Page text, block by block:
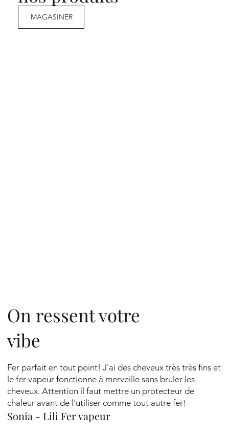
MAGASINER
On ressent votre
vibe
Fer parfait en tout point! J'ai des cheveux très très fins et
le fer vapeur fonctionne à merveille sans bruler les
cheveux. Attention il faut mettre un protecteur de
chaleur avant de l'utiliser comme tout autre fer!
Sonia - Lili Fer vapeur